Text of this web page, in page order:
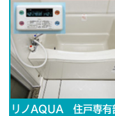
リノAQUA 住戸専有